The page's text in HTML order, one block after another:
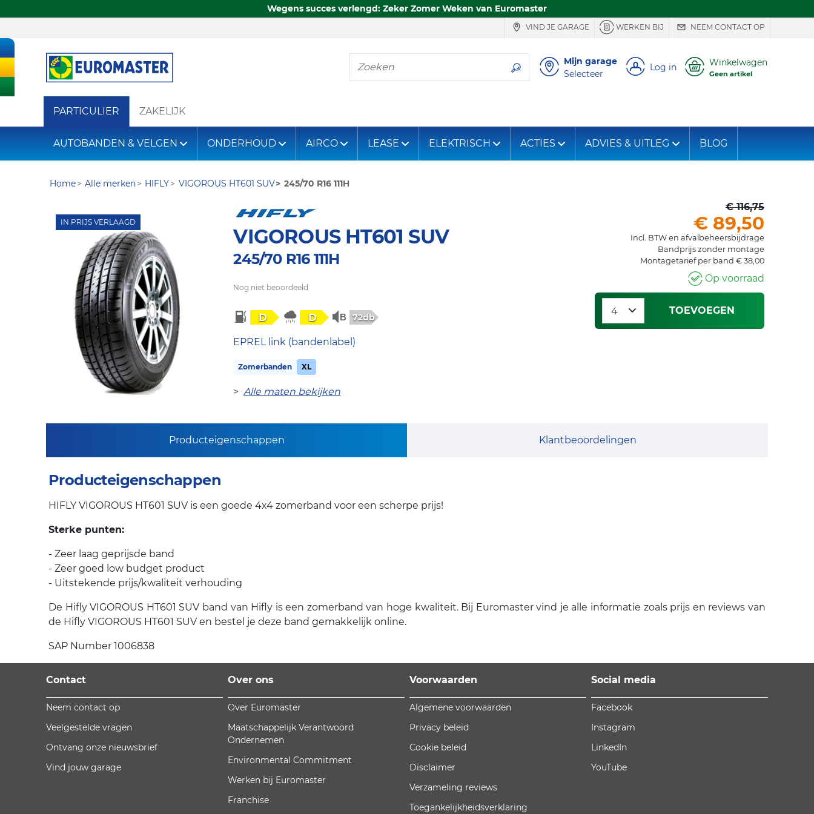
Wegens succes verlengd: Zeker Zomer Weken van Euromaster
VIND JE GARAGE WERKEN BIJ NEEM CONTACT OP
Zoeken
Mijn garage
Selecteer
Log in Winkelwagen
Geen artikel
PARTICULIER ZAKELIJK
AUTOBANDEN & VELGEN ONDERHOUD AIRCO LEASE ELEKTRISCH ACTIES ADVIES & UITLEG BLOG
Home Alle merken HIFLY VIGOROUS HT601 SUV 245/70 R16 111H
IN PRIJS VERLAAGD
VIGOROUS HT601 SUV
245/70 R16 111H
Nog niet beoordeeld
D D 72db
EPREL link (bandenlabel)
Zomerbanden XL
>Alle maten bekijken
€ 116,75
€ 89,50
Incl. BTW en afvalbeheersbijdrage
Bandprijs zonder montage
Montagetarief per band € 38,00
Op voorraad
TOEVOEGEN
Producteigenschappen Klantbeoordelingen
Producteigenschappen
HIFLY VIGOROUS HT601 SUV is een goede 4x4 zomerband voor een scherpe prijs!
Sterke punten:
- Zeer laag geprijsde band
- Zeer goed low budget product
- Uitstekende prijs/kwaliteit verhouding
De Hifly VIGOROUS HT601 SUV band van Hifly is een zomerband van hoge kwaliteit. Bij Euromaster vind je alle informatie zoals prijs en reviews van
de Hifly VIGOROUS HT601 SUV en bestel je deze band gemakkelijk online.
SAP Number 1006838
Contact
Neem contact op
Veelgestelde vragen
Ontvang onze nieuwsbrief
Vind jouw garage
Over ons
Over Euromaster
Maatschappelijk Verantwoord
Ondernemen
Environmental Commitment
Werken bij Euromaster
Franchise
Voorwaarden
Algemene voorwaarden
Privacy beleid
Cookie beleid
Disclaimer
Verzameling reviews
Toegankelijkheidsverklaring
Social media
Facebook
Instagram
LinkedIn
YouTube